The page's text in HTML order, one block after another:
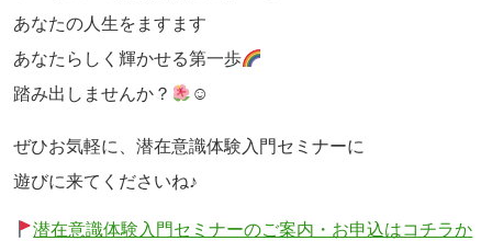
あなたの人生をますます
あなたらしく輝かせる第一歩
踏み出しませんか？
☺
ぜひお気軽に、潜在意識体験入門セミナーに
遊びに来てくださいね♪
潜在意識体験入門セミナーのご案内・お申込はコチラか